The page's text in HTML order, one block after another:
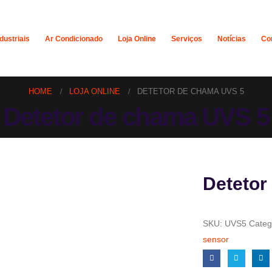
Ar Condicionado Loja Online Serviços Notícias
HOME LOJA ONLINE DETETOR DE CHAMA UVS 5
Detetor de chama UVS 5
Detetor
SKU: UVS5
sensor